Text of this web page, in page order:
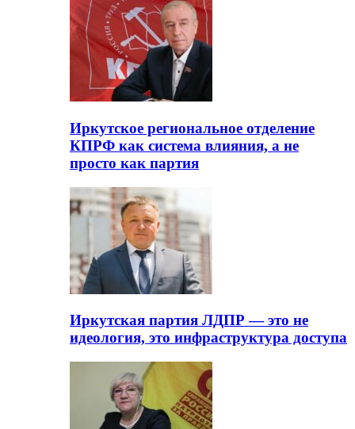
Иркутское региональное отделение
КПРФ как система влияния, а не
просто как партия
Иркутская партия ЛДПР — это не
идеология, это инфраструктура доступа